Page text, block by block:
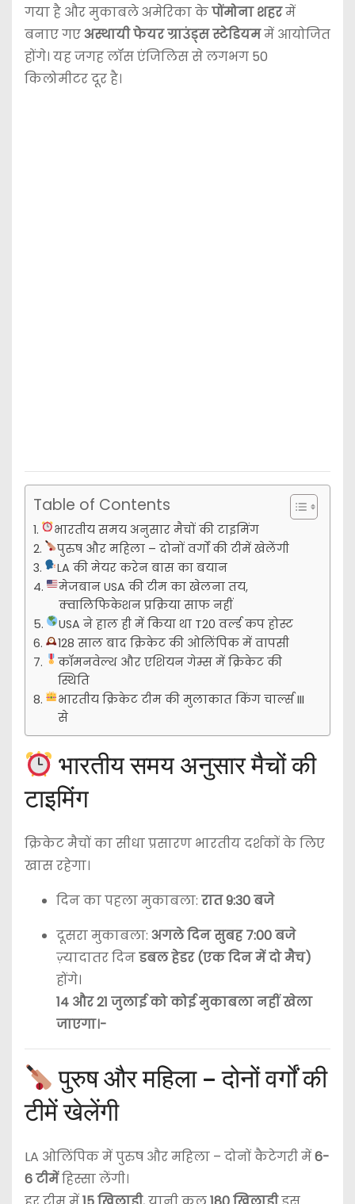
गया है और मुकाबले अमेरिका केपोंमोना शहरमें
बनाए गएअस्थायी फेयर ग्राउंड्स स्टेडियममें आयोजित
होंगे। यह जगह लॉस एंजिलिस से लगभग 50
किलोमीटर दूर है।
Table of Contents
भारतीय समय अनुसार मैचों की टाइमिंग
पुरुष और महिला – दोनों वर्गों की टीमें खेलेंगी
LA की मेयर करेन बास का बयान
मेजबान USA की टीम का खेलना तय,
क्वालिफिकेशन प्रक्रिया साफ नहीं
USA ने हाल ही में किया था T20 वर्ल्ड कप होस्ट
128 साल बाद क्रिकेट की ओलिंपिक में वापसी
कॉमनवेल्थ और एशियन गेम्स में क्रिकेट की
स्थिति
भारतीय क्रिकेट टीम की मुलाकात किंग चार्ल्स III
से
भारतीय समय अनुसार मैचों की
टाइमिंग
क्रिकेट मैचों का सीधा प्रसारण भारतीय दर्शकों के लिए
खास रहेगा।
दिन का पहला मुकाबला: रात 9:30 बजे
दूसरा मुकाबला: अगले दिन सुबह 7:00 बजे
ज़्यादातर दिनडबल हेडर (एक दिन में दो मैच)
होंगे।
14 और 21 जुलाई को कोई मुकाबला नहीं खेला
जाएगा।-
पुरुष और महिला – दोनों वर्गों की
टीमें खेलेंगी
LA ओलिंपिक में पुरुष और महिला – दोनों कैटेगरी में6-
6 टीमेंहिस्सा लेंगी।